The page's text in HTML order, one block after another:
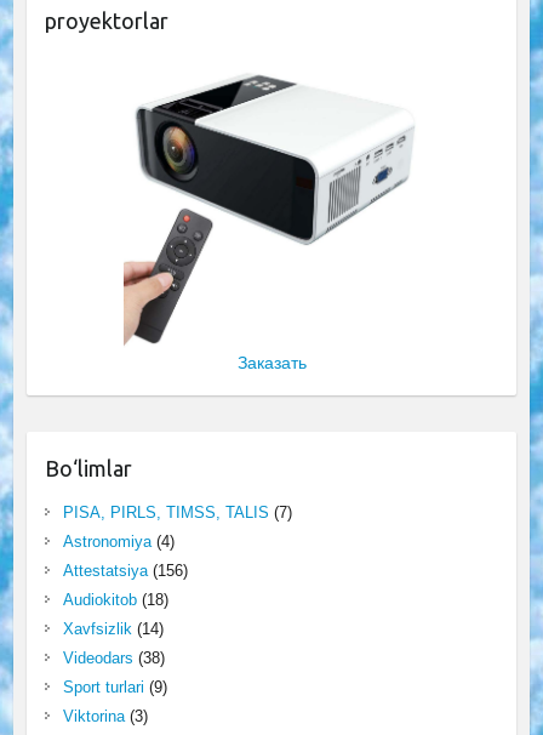
proyektorlar
Заказать
Bo‘limlar
PISA, PIRLS, TIMSS, TALIS (7)
Astronomiya(4)
Attestatsiya(156)
Audiokitob(18)
Xavfsizlik(14)
Videodars (38)
Sport turlari (9)
Viktorina(3)